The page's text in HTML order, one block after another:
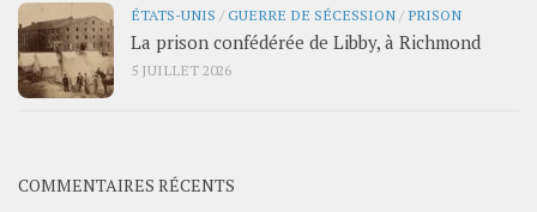
ÉTATS-UNIS /GUERRE DE SÉCESSION / PRISON
La prison confédérée de Libby, à Richmond
5 JUILLET 2026
COMMENTAIRES RÉCENTS